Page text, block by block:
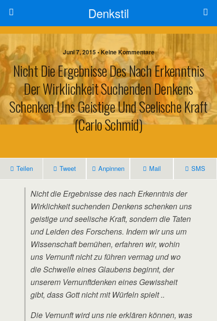
Denkstil
Juni 7, 2015 • Keine Kommentare
Nicht Die Ergebnisse Des Nach Erkenntnis
Der Wirklichkeit Suchenden Denkens
Schenken Uns Geistige Und Seelische Kraft
(Carlo Schmid)
Teilen Tweet Anpinnen Mail SMS
Nicht die Ergebnisse des nach Erkenntnis der
Wirklichkeit suchenden Denkens schenken uns
geistige und seelische Kraft, sondern die Taten
und Leiden des Forschens. Indem wir uns um
Wissenschaft bemühen, erfahren wir, wohin
uns Vernunft nicht zu führen vermag und wo
die Schwelle eines Glaubens beginnt, der
unserem Vernunftdenken eines Gewissheit
gibt, dass Gott nicht mit Würfeln spielt ..
Die Vernunft wird uns nie erklären können, was